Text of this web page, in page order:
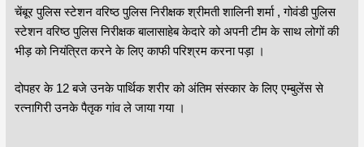
चेंबूर पुलिस स्टेशन वरिष्ठ पुलिस निरीक्षक श्रीमती शालिनी शर्मा , गोवंडी पुलिस
स्टेशन वरिष्ठ पुलिस निरीक्षक बालासाहेब केदारे को अपनी टीम के साथ लोगों की
भीड़ को नियंत्रित करने के लिए काफी परिश्रम करना पड़ा ।
दोपहर के 12 बजे उनके पार्थिक शरीर को अंतिम संस्कार के लिए एम्बुलेंस से
रत्नागिरी उनके पैतृक गांव ले जाया गया ।